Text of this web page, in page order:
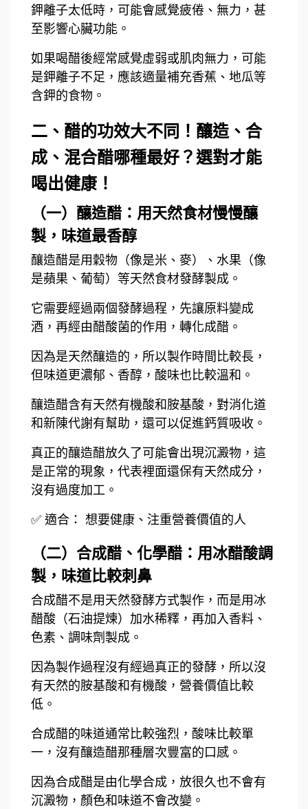
鉀離子太低時，可能會感覺疲倦、無力，甚
至影響心臟功能。
如果喝醋後經常感覺虛弱或肌肉無力，可能
是鉀離子不足，應該適量補充香蕉、地瓜等
含鉀的食物。
二、醋的功效大不同！釀造、合
成、混合醋哪種最好？選對才能
喝出健康！
（一）釀造醋：用天然食材慢慢釀
製，味道最香醇
釀造醋是用穀物（像是米、麥）、水果（像
是蘋果、葡萄）等天然食材發酵製成。
它需要經過兩個發酵過程，先讓原料變成
酒，再經由醋酸菌的作用，轉化成醋。
因為是天然釀造的，所以製作時間比較長，
但味道更濃郁、香醇，酸味也比較溫和。
釀造醋含有天然有機酸和胺基酸，對消化道
和新陳代謝有幫助，還可以促進鈣質吸收。
真正的釀造醋放久了可能會出現沉澱物，這
是正常的現象，代表裡面還保有天然成分，
沒有過度加工。
✅ 適合： 想要健康、注重營養價值的人
（二）合成醋、化學醋：用冰醋酸調
製，味道比較刺鼻
合成醋不是用天然發酵方式製作，而是用冰
醋酸（石油提煉）加水稀釋，再加入香料、
色素、調味劑製成。
因為製作過程沒有經過真正的發酵，所以沒
有天然的胺基酸和有機酸，營養價值比較
低。
合成醋的味道通常比較強烈，酸味比較單
一，沒有釀造醋那種層次豐富的口感。
因為合成醋是由化學合成，放很久也不會有
沉澱物，顏色和味道不會改變。